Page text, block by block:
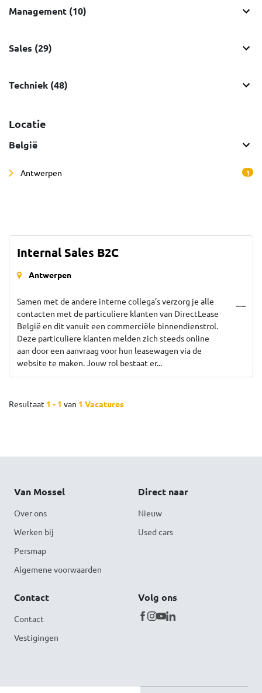
Management (10)
Sales (29)
Techniek (48)
Locatie
België
Antwerpen 1
Internal Sales B2C
Antwerpen
Samen met de andere interne collega’s verzorg je alle
contacten met de particuliere klanten van DirectLease
België en dit vanuit een commerciële binnendienstrol.
Deze particuliere klanten melden zich steeds online
aan door een aanvraag voor hun leasewagen via de
website te maken. Jouw rol bestaat er...
Resultaat 1 - 1 van 1 Vacatures
Van Mossel
Over ons
Werken bij
Persmap
Algemene voorwaarden
Direct naar
Nieuw
Used cars
Contact
Contact
Vestigingen
Volg ons